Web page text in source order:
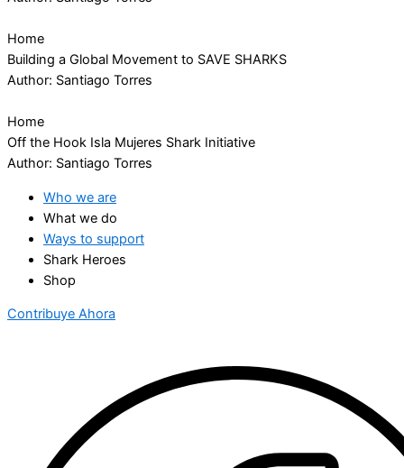
Home
Building a Global Movement to SAVE SHARKS
Author: Santiago Torres
Home
Off the Hook Isla Mujeres Shark Initiative
Author: Santiago Torres
Who we are
What we do
Ways to support
Shark Heroes
Shop
Contribuye Ahora